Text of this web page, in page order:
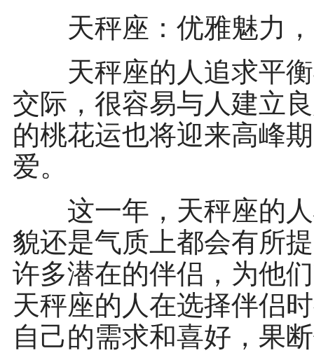
天秤座：优雅魅力，
天秤座的人追求平衡
交际，很容易与人建立
的桃花运也将迎来高峰
爱。
这一年，天秤座的人
貌还是气质上都会有所
许多潜在的伴侣，为他
天秤座的人在选择伴侣
自己的需求和喜好，果